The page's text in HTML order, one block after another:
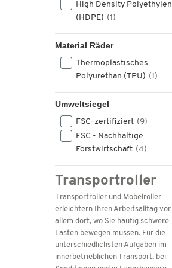
840(1)
900(3)
(1)
220,5(1)
223(1)
237 / 247(1)
250(2)
260(1)
285(1)
290(3)
315(3)
329 (1)
340 (2)
440(1)
750(1)
783 (1)
1000
(1)
High Density Polyethylen
(HDPE) (1)
Material Räder
Thermoplastisches
Polyurethan (TPU) (1)
Umweltsiegel
FSC-zertifiziert (9)
FSC - Nachhaltige
Forstwirtschaft (4)
Transportroller
Transportroller und Möbelroller
erleichtern Ihren Arbeitsalltag vor
allem dort, wo Sie häufig schwere
Lasten bewegen müssen. Für die
unterschiedlichsten Aufgaben im
innerbetrieblichen Transport, bei